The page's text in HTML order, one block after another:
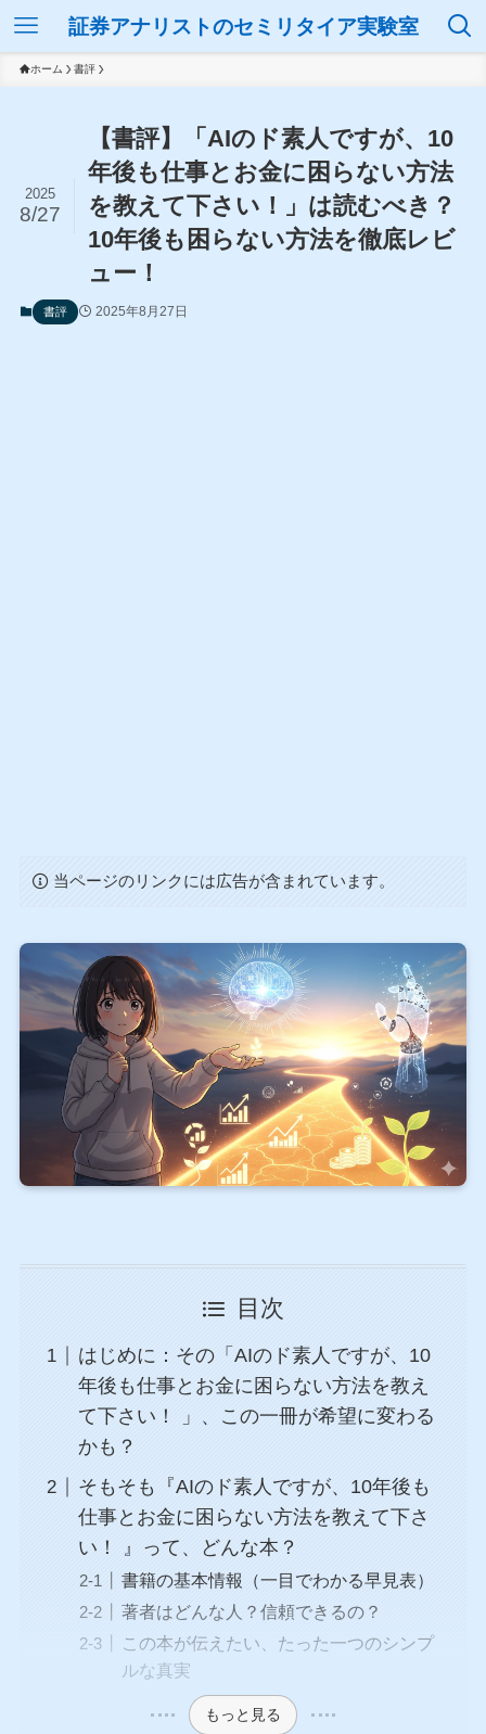
証券アナリストのセミリタイア実験室
ホーム 書評
【書評】「AIのド素人ですが、10
年後も仕事とお金に困らない方法
を教えて下さい！」は読むべき？
10年後も困らない方法を徹底レビ
ュー！
2025
8/27
書評 2025年8月27日
当ページのリンクには広告が含まれています。
目次
はじめに：その「AIのド素人ですが、10
年後も仕事とお金に困らない方法を教え
て下さい！ 」、この一冊が希望に変わる
かも？
そもそも『AIのド素人ですが、10年後も
仕事とお金に困らない方法を教えて下さ
い！ 』って、どんな本？
書籍の基本情報（一目でわかる早見表）
著者はどんな人？信頼できるの？
この本が伝えたい、たった一つのシンプ
ルな真実
もっと見る